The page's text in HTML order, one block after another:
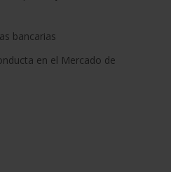
bancarias
en el Mercado de